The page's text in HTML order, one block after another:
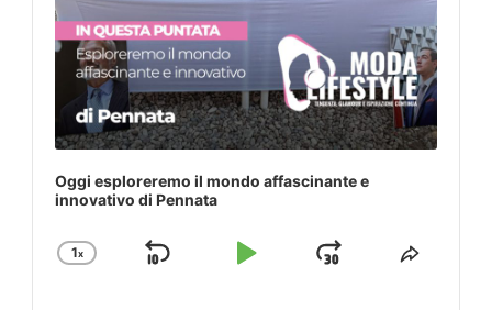
Oggi esploreremo il mondo affascinante e
innovativo di Pennata
Change
1x
Skip
Play
JumpShare